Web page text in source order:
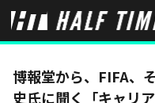
HOME インタビュー
博報堂から、FIFA、
史氏に聞く「キャリ